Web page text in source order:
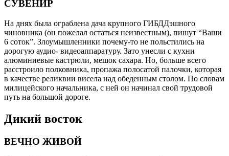
СУВЕНИР
На днях была ограблена дача крупного ГИБДДэшного
чиновника (он пожелал остаться неизвестным), пишут “Ваши
6 соток”. Злоумышленники почему-то не польстились на
дорогую аудио- видеоаппаратуру. Зато унесли с кухни
алюминиевые кастрюли, мешок сахара. Но, больше всего
расстроило полковника, пропажа полосатой палочки, которая
в качестве реликвии висела над обеденным столом. По словам
милицейского начальника, с ней он начинал свой трудовой
путь на большой дороге.
Дикий восток
ВЕЧНО ЖИВОЙ